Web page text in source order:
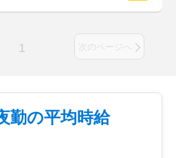
1 次のページへ
勤の平均時給